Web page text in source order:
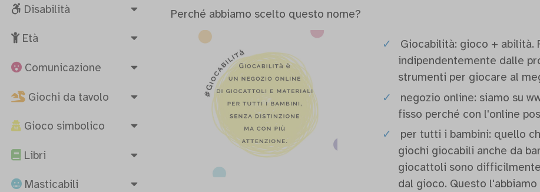
Disabilità
Età
Comunicazione
Giochi da tavolo
Gioco simbolico
Libri
Masticabili
Perché abbiamo scelto questo nome?
Giocabilità: gioco + abilità.
indipendentemente dalle
strumenti per giocare al
negozio online: siamo su
fisso perché con l'online
per tutti i bambini: quello
giochi giocabili anche da
giocattoli sono
dal gioco. Questo